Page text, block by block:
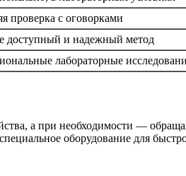
проверка с оговорками
доступный и надежный метод
лабораторные
а при необходимости —
оборудование для